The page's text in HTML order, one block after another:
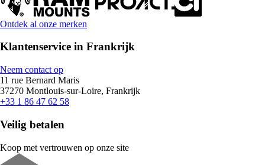
Ontdek al onze merken
Klantenservice in Frankrijk
Neem contact op
11 rue Bernard Maris
37270 Montlouis-sur-Loire, Frankrijk
+33 1 86 47 62 58
Veilig betalen
Koop met vertrouwen op onze site